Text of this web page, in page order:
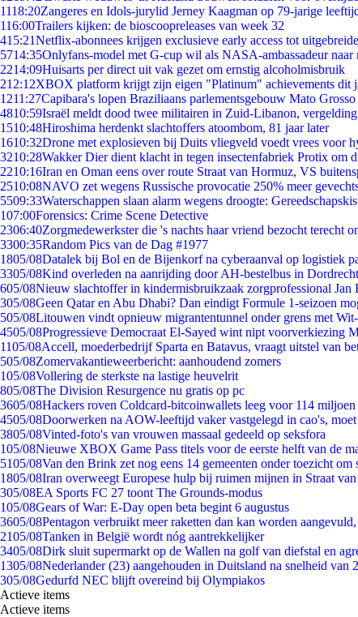
1118:20Zangeres en Idols-jurylid Jerney Kaagman op 79-jarige
116:00Trailers kijken: de bioscoopreleases van week 32
415:21Netflix-abonnees krijgen exclusieve early access tot
5714:35Onlyfans-model met G-cup wil als NASA-ambassadeur naar
2214:09Huisarts per direct uit vak gezet om ernstig alcoholmisbruik
212:12XBOX platform krijgt zijn eigen "Platinum" achievements dit
1211:27Capibara's lopen Braziliaans parlementsgebouw Mato
4810:59Israël meldt dood twee militairen in Zuid-Libanon,
1510:48Hiroshima herdenkt slachtoffers atoombom, 81 jaar later
1610:32Drone met explosieven bij Duits vliegveld voedt vrees voor
3210:28Wakker Dier dient klacht in tegen insectenfabriek Protix om
2210:16Iran en Oman eens over route Straat van Hormuz, VS
2510:08NAVO zet wegens Russische provocatie 250% meer
5509:33Waterschappen slaan alarm wegens droogte:
107:00Forensics: Crime Scene Detective
2306:40Zorgmedewerkster die 's nachts haar vriend bezocht terecht
3300:35Random Pics van de Dag #1977
1805/08Datalek bij Bol en de Bijenkorf na cyberaanval op logistiek
3305/08Kind overleden na aanrijding door AH-bestelbus in Dordrecht
605/08Nieuw slachtoffer in kindermisbruikzaak zorgprofessional Jan
305/08Geen Qatar en Abu Dhabi? Dan eindigt Formule 1-seizoen
505/08Litouwen vindt opnieuw migrantentunnel onder grens met
4505/08Progressieve Democraat El-Sayed wint nipt voorverkiezing
1105/08Accell, moederbedrijf Sparta en Batavus, vraagt uitstel van
505/08Zomervakantieweerbericht: aanhoudend zomers
105/08Vollering de sterkste na lastige heuvelrit
805/08The Division Resurgence nu gratis op pc
3605/08Hackers roven Coldcard-bitcoinwallets leeg voor 114
4505/08Doorwerken na AOW-leeftijd vaker vastgelegd in cao's,
3805/08Vinted-foto's van vrouwen massaal gedeeld op seksfora
105/08Nieuwe XBOX Game Pass titels voor de eerste helft van de
5105/08Van den Brink zet nog eens 14 gemeenten onder toezicht om
1805/08Iran overweegt Europese hulp bij ruimen mijnen in Straat
305/08EA Sports FC 27 toont The Grounds-modus
105/08Gears of War: E-Day open beta begint 6 augustus
3605/08Pentagon verbruikt meer raketten dan kan worden
2105/08Tanken in België wordt nóg aantrekkelijker
3405/08Dirk sluit supermarkt op de Wallen na golf van diefstal en
1305/08Nederlander (23) aangehouden in Duitsland na snelheid van
305/08Gedurfd NEC blijft overeind bij Olympiakos
Actieve items
Actieve items